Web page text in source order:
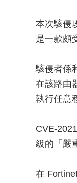
本次駭侵
是一款頗
駭侵者係
在該路由
執行任意
CVE-
級的「嚴
在